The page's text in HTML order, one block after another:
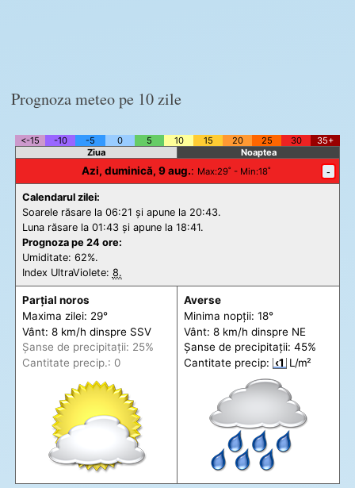
Prognoza meteo pe 10 zile
<-15 -10 -5 0 5 10 15 20 25 30
35+
Ziua
Noaptea
Azi, duminică, 9 aug.: Max:29˚ - Min:18˚ -
Calendarul zilei:
Soarele răsare la 06:21 și apune la 20:43.
Luna răsare la 01:43 și apune la 18:41.
Prognoza pe 24 ore:
Umiditate: 62%.
Index UltraViolete: 8.
Parțial noros
Maxima zilei: 29°
Vânt: 8 km/h dinspre SSV
Șanse de precipitații: 25%
Cantitate precip.: 0
Averse
Minima nopții: 18°
Vânt: 8 km/h dinspre NE
Șanse de precipitații: 45%
Cantitate precip: ‹1 L/m²